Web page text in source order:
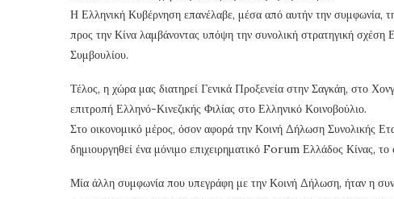
Η Ελληνική Κυβέρνηση επανέλαβε, μέσα από αυτήν την συμφωνία,
προς την Κίνα λαμβάνοντας υπόψη την συνολική στρατηγική
Συμβουλίου.
Τέλος, η χώρα μας διατηρεί Γενικά Προξενεία στην Σαγκάη, στο
επιτροπή Ελληνό-Κινεζικής Φιλίας στο Ελληνικό Κοινοβούλιο.
Στο οικονομικό μέρος, όσον αφορά την Κοινή Δήλωση Συνολικής
δημιουργηθεί ένα μόνιμο επιχειρηματικό Forum Ελλάδος Κίνας,
Μία άλλη συμφωνία που υπεγράφη με την Κοινή Δήλωση, ήταν η